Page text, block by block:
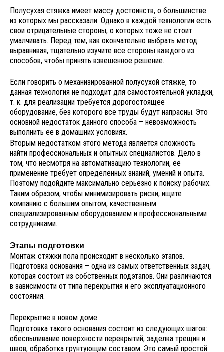
Полусухая стяжка имеет массу достоинств, о большинстве
из которых мы рассказали. Однако в каждой технологии есть
свои отрицательные стороны, о которых тоже не стоит
умалчивать. Перед тем, как окончательно выбрать метод
выравнивая, тщательно изучите все стороны каждого из
способов, чтобы принять взвешенное решение.
Если говорить о механизированной полусухой стяжке, то
данная технология не подходит для самостоятельной укладки,
т. к. для реализации требуется дорогостоящее
оборудование, без которого все труды будут напрасны. Это
основной недостаток данного способа – невозможность
выполнить ее в домашних условиях.
Вторым недостатком этого метода является сложность
найти профессиональных и опытных специалистов. Дело в
том, что несмотря на автоматизацию технологии, ее
применение требует определенных знаний, умений и опыта.
Поэтому подойдите максимально серьезно к поиску рабочих.
Таким образом, чтобы минимизировать риски, ищите
компанию с большим опытом, качественным
специализированным оборудованием и профессиональными
сотрудниками.
Этапы подготовки
Монтаж стяжки пола происходит в несколько этапов.
Подготовка основания – одна из самых ответственных задач,
которая состоит из собственных подэтапов. Они различаются
в зависимости от типа перекрытия и его эксплуатационного
состояния.
Перекрытие в новом доме
Подготовка такого основания состоит из следующих шагов:
обеспыливание поверхности перекрытий, заделка трещин и
швов, обработка грунтующим составом. Это самый простой